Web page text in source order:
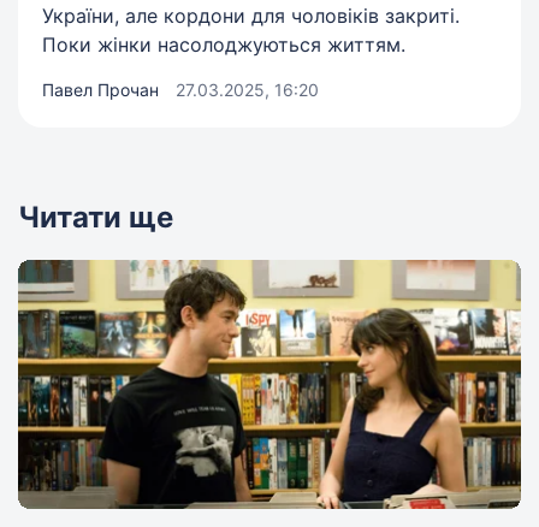
України, але кордони для чоловіків закриті.
Поки жінки насолоджуються життям.
Павел Прочан 27.03.2025, 16:20
Читати ще